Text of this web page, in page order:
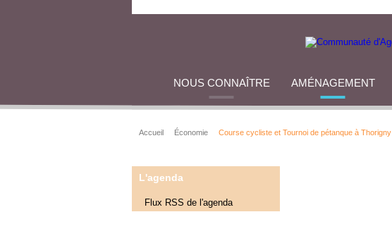
NOUS CONNAÎTRE AMÉNAGEMENT
Accueil Économie Course cycliste et Tournoi de pétanque à Thorigny
L'agenda
Flux RSS de l'agenda